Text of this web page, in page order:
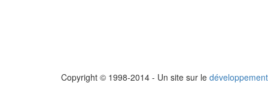
Copyright © 1998-2014 - Un site sur le